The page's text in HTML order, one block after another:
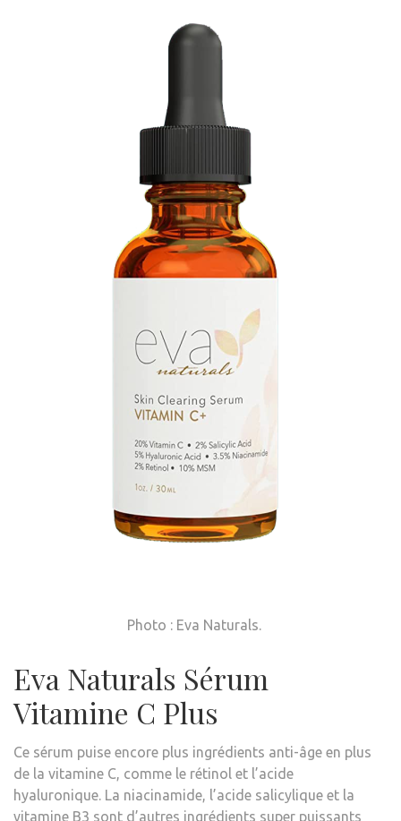
Photo : Eva Naturals.
Eva Naturals Sérum
Vitamine C Plus
Ce sérum puise encore plus ingrédients anti-âge en plus
de la vitamine C, comme le rétinol et l’acide
hyaluronique. La niacinamide, l’acide salicylique et la
vitamine B3 sont d’autres ingrédients super puissants